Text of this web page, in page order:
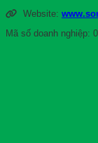
Website:
Mã số doanh nghiệp: